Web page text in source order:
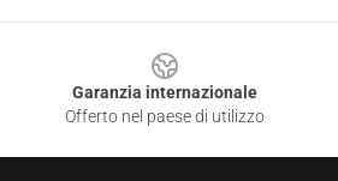
Garanzia internazionale
Offerto nel paese di utilizzo